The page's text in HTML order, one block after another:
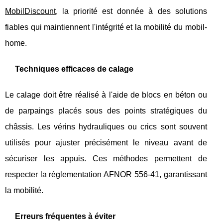
MobilDiscount, la priorité est donnée à des solutions
fiables qui maintiennent l'intégrité et la mobilité du mobil-
home.
Techniques efficaces de calage
Le calage doit être réalisé à l'aide de blocs en béton ou
de parpaings placés sous des points stratégiques du
châssis. Les vérins hydrauliques ou crics sont souvent
utilisés pour ajuster précisément le niveau avant de
sécuriser les appuis. Ces méthodes permettent de
respecter la réglementation AFNOR 556-41, garantissant
la mobilité.
Erreurs fréquentes à éviter